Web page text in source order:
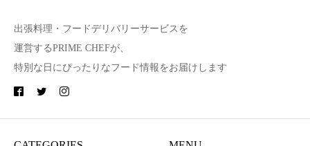
出張料理・フードデリバリーサービスを
運営するPRIME CHEFが、
特別な日にぴったりなフード情報をお届けします